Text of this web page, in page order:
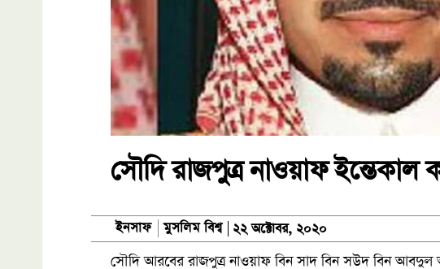
সৌদি রাজপুত্র নাওয়াফ ইন্তেকাল
ইনসাফ মুসলিম বিশ্ব ২২ অক্টোবর, ২০২০
সৌদি আরবের রাজপুত্র নাওয়াফ বিন সাদ বিন সউদ বিন